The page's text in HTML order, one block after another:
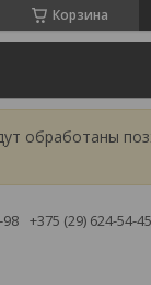
Корзина
обработаны
98 +375 (29) 624-54-45